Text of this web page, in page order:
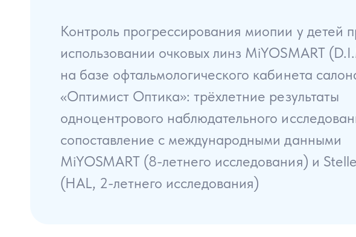
Контроль прогрессирования миопии у детей
использовании очковых линз MiYOSMART
на базе офтальмологического кабинета
«Оптимист Оптика»: трёхлетние результаты
одноцентрового наблюдательного
сопоставление с международными данными
MiYOSMART (8-летнего исследования) и
(HAL, 2-летнего исследования)